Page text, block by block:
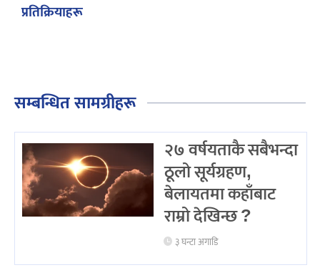
प्रतिक्रियाहरू
सम्बन्धित सामग्रीहरू
२७ वर्षयताकै सबैभन्दा
ठूलो सूर्यग्रहण,
बेलायतमा कहाँबाट
राम्रो देखिन्छ ?
३ घन्टा अगाडि